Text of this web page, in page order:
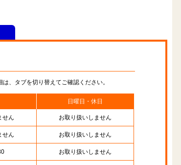
、タブを切り替えてご確認ください。
日曜日・休日
せん お取り扱いしません
せん お取り扱いしません
お取り扱いしません